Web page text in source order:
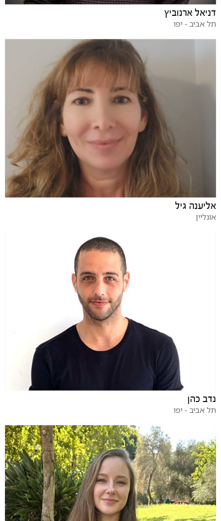
דניאל ארנוביץ
תל אביב - יפו
אליענה גיל
אונליין
נדב כהן
תל אביב - יפו